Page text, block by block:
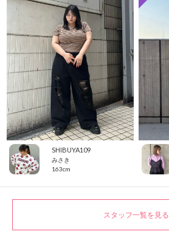
SHIBUYA109
みさき
163cm
スタッフ一覧を見る